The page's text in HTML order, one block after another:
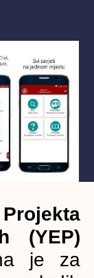
Projekta
(YEP)
je za